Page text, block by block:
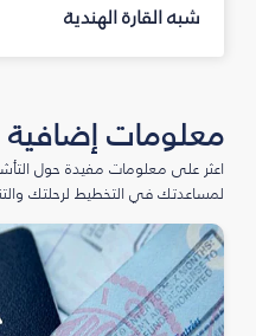
شبه القارة الهندية
معلومات إضافية
اعثر على معلومات مفيدة حول
لمساعدتك في التخطيط لرحلتك